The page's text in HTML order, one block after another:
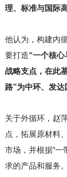
理、标准与国际
他认为，构建内
要打造“一个核
战略支点，在此
路”为中环、发达
关于外循环，赵
点，拓展原材料
市场，并根据“一
求的产品和服务